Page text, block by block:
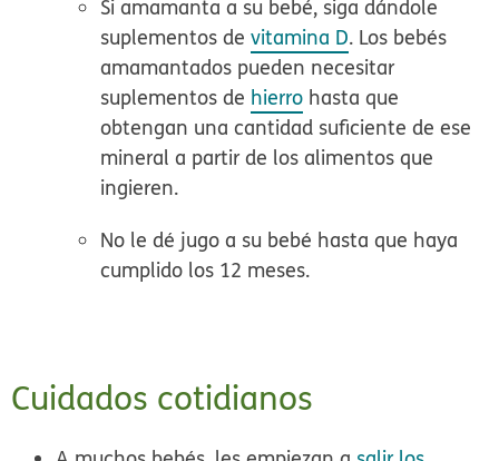
Si amamanta a su bebé, siga dándole
suplementos devitamina D. Los bebés
amamantados pueden necesitar
suplementos de hierro hasta que
obtengan una cantidad suficiente de ese
mineral a partir de los alimentos que
ingieren.
No le dé jugoa su bebé hasta que haya
cumplido los 12 meses.
Cuidados cotidianos